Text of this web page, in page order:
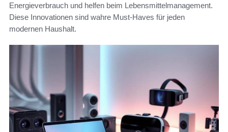
Energieverbrauch und helfen beim Lebensmittelmanagement.
Diese Innovationen sind wahre Must-Haves für jeden
modernen Haushalt.